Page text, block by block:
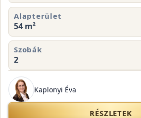
Alapterület
54 m²
Szobák
2
Kaplonyi Éva
RÉSZLETEK